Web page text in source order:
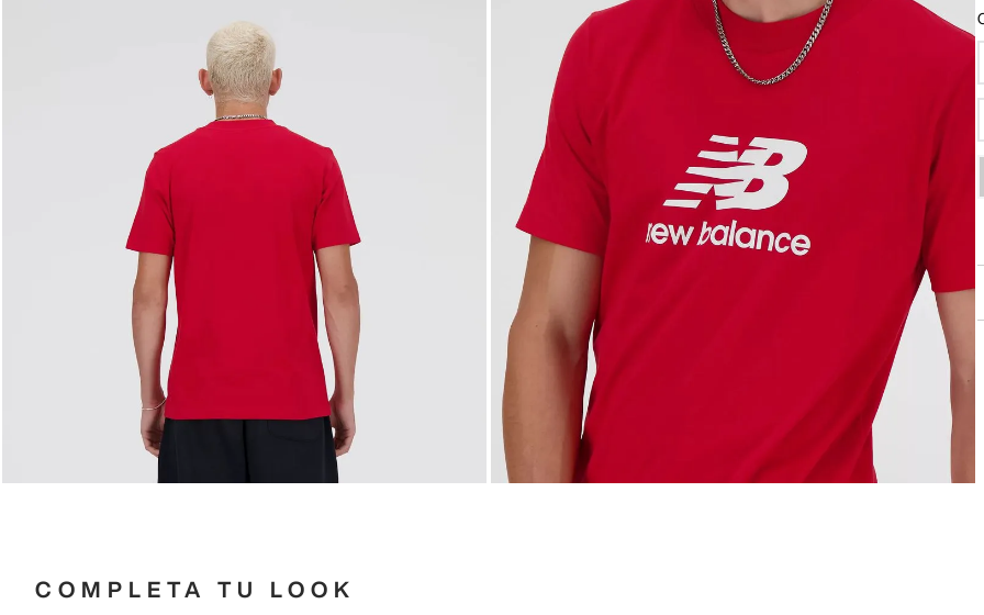
COMPLETA TU LOOK